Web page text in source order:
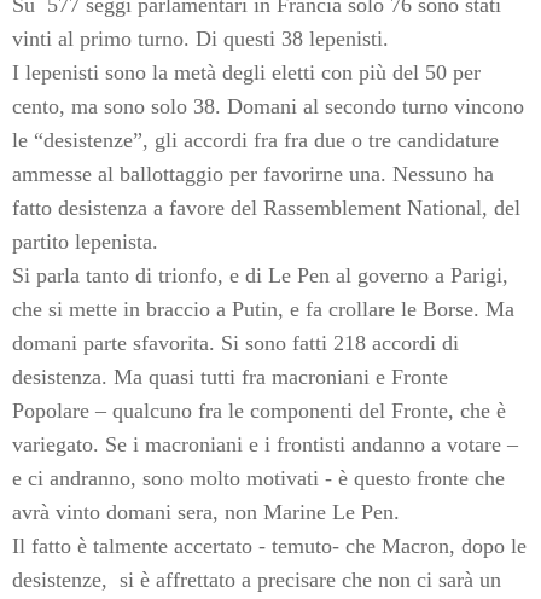
vinti al primo turno. Di questi 38 lepenisti.
I lepenisti sono la metà degli eletti con più del 50 per
cento, ma sono solo 38. Domani al secondo turno vincono
le “desistenze”, gli accordi fra fra due o tre candidature
ammesse al ballottaggio per favorirne una. Nessuno ha
fatto desistenza a favore del Rassemblement National, del
partito lepenista.
Si parla tanto di trionfo, e di Le Pen al governo a Parigi,
che si mette in braccio a Putin, e fa crollare le Borse. Ma
domani parte sfavorita. Si sono fatti 218 accordi di
desistenza. Ma quasi tutti fra macroniani e Fronte
Popolare – qualcuno fra le componenti del Fronte, che è
variegato. Se i macroniani e i frontisti andanno a votare –
e ci andranno, sono molto motivati - è questo fronte che
avrà vinto domani sera, non Marine Le Pen.
Il fatto è talmente accertato - temuto- che Macron, dopo le
desistenze, si è affrettato a precisare che non ci sarà un